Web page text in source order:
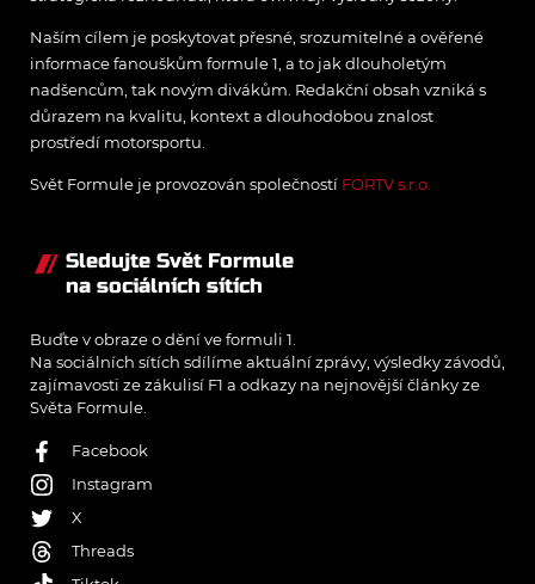
Naším cílem je poskytovat přesné, srozumitelné a ověřené
informace fanouškům formule 1, a to jak dlouholetým
nadšencům, tak novým divákům. Redakční obsah vzniká s
důrazem na kvalitu, kontext a dlouhodobou znalost
prostředí motorsportu.
Svět Formule je provozován společností FORTV s.r.o.
Sledujte Svět Formule
na sociálních sítích
Buďte v obraze o dění ve formuli 1.
Na sociálních sítích sdílíme aktuální zprávy, výsledky závodů,
zajímavosti ze zákulisí F1 a odkazy na nejnovější články ze
Světa Formule.
Facebook
Instagram
X
Threads